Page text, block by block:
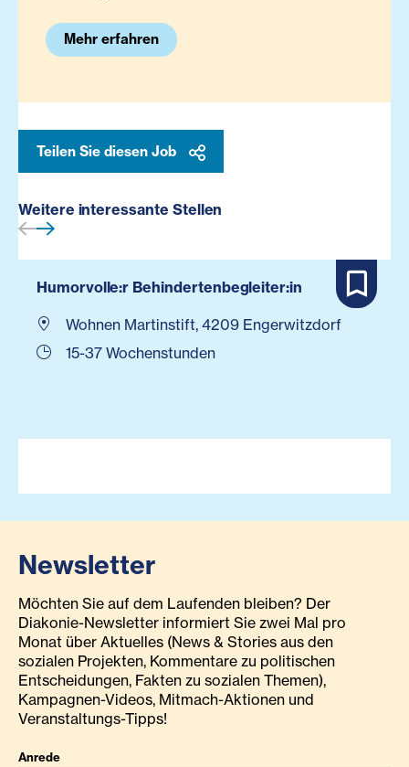
Mehr erfahren
Teilen Sie diesen Job
Weitere interessante Stellen
Humorvolle:r Behindertenbegleiter:in
Wohnen Martinstift, 4209 Engerwitzdorf
15-37 Wochenstunden
Newsletter
Möchten Sie auf dem Laufenden bleiben? Der
Diakonie-Newsletter informiert Sie zwei Mal pro
Monat über Aktuelles (News & Stories aus den
sozialen Projekten, Kommentare zu politischen
Entscheidungen, Fakten zu sozialen Themen),
Kampagnen-Videos, Mitmach-Aktionen und
Veranstaltungs-Tipps!
Anrede